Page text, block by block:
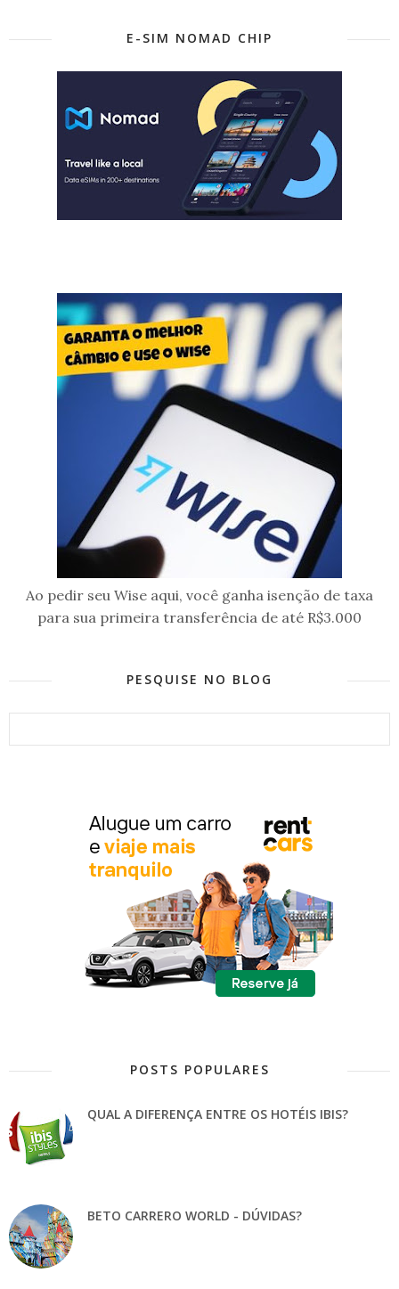
E-SIM NOMAD CHIP
Ao pedir seu Wise aqui, você ganha isenção de taxa
para sua primeira transferência de até R$3.000
PESQUISE NO BLOG
POSTS POPULARES
QUAL A DIFERENÇA ENTRE OS HOTÉIS IBIS?
BETO CARRERO WORLD - DÚVIDAS?